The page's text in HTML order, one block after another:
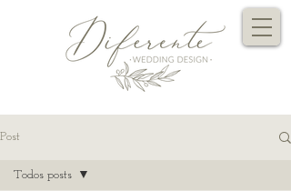
Post
Todos posts